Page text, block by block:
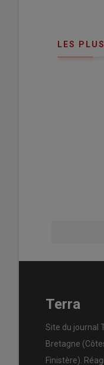
LES
Terra
Site du journal
Bretagne
Finistère).